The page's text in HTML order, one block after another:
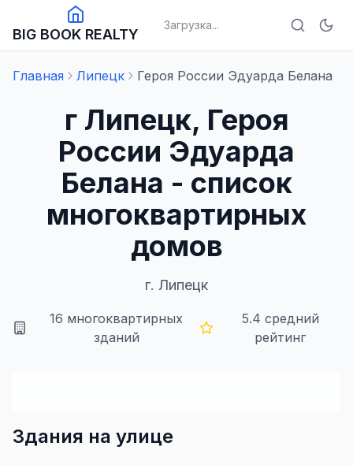
BIG BOOK REALTY
Загрузка...
Главная Липецк Героя России Эдуарда Белана
г Липецк, Героя
России Эдуарда
Белана - список
многоквартирных
домов
г. Липецк
16 многоквартирных
зданий
5.4 средний
рейтинг
Здания на улице